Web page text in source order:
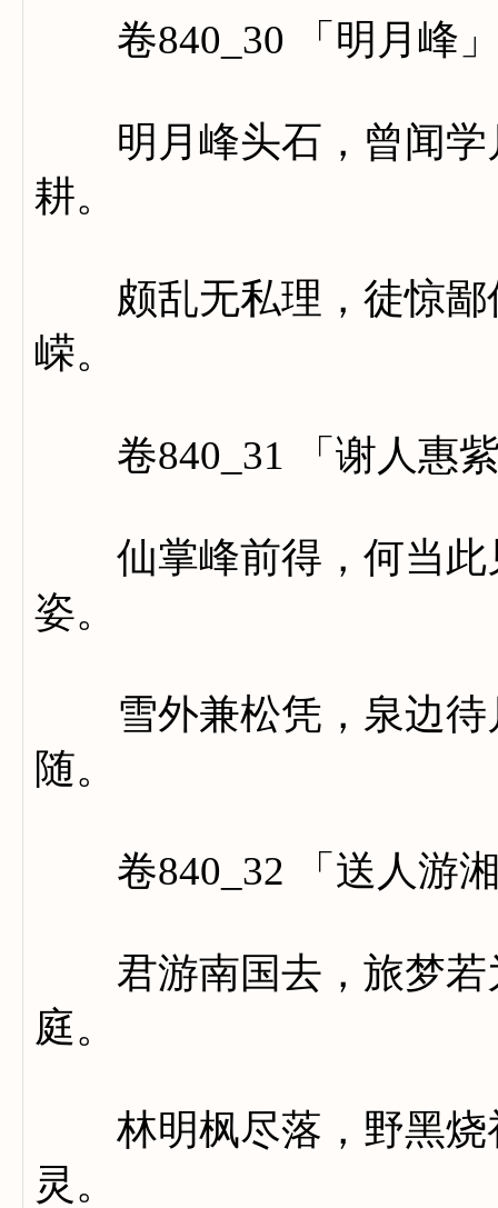
卷840_30 「明月峰
明月峰头石，曾闻学
耕。
颇乱无私理，徒惊鄙
嵘。
卷840_31 「谢人惠紫
仙掌峰前得，何当此
姿。
雪外兼松凭，泉边待
随。
卷840_32 「送人游
君游南国去，旅梦若
庭。
林明枫尽落，野黑烧
灵。